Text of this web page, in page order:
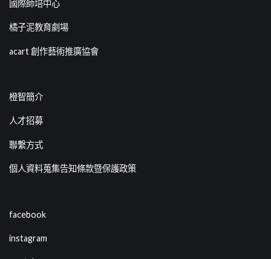
國際師培中心
橘子泥教育劇場
acart 創作藝術推廣協會
橙智簡介
人才招募
聯繫方式
個人資料蒐集告知條款暨保護政策
facebook
instagram